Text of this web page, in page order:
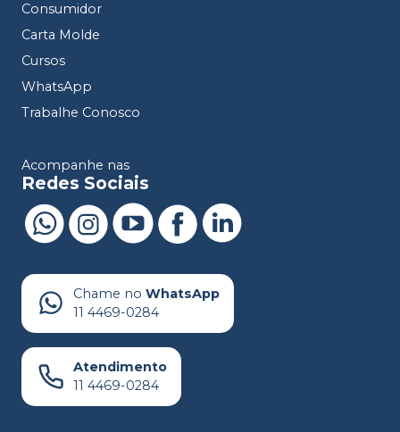
Consumidor
Carta Molde
Cursos
WhatsApp
Trabalhe Conosco
Acompanhe nas
Redes Sociais
Chame no WhatsApp
11 4469-0284
Atendimento
11 4469-0284